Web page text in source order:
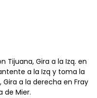
Tijuana, Gira a la Izq. en
a la Izq y toma la
Gira a la derecha en Fray
de Mier.